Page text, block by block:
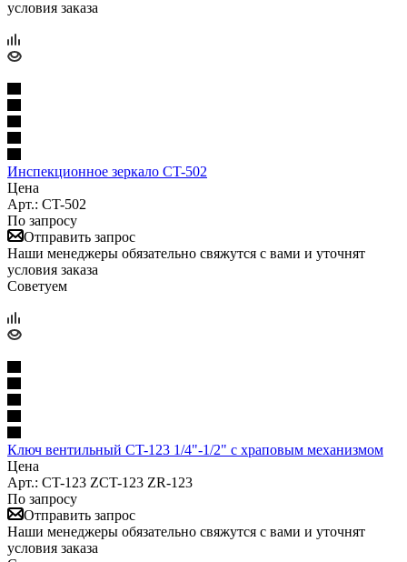
условия заказа
Инспекционное зеркало CT-502
Цена
Арт.: CT-502
По запросу
Отправить запрос
Наши менеджеры обязательно свяжутся с вами и уточнят
условия заказа
Советуем
Ключ вентильный CT-123 1/4"-1/2" с храповым механизмом
Цена
Арт.: CT-123 ZCT-123 ZR-123
По запросу
Отправить запрос
Наши менеджеры обязательно свяжутся с вами и уточнят
условия заказа